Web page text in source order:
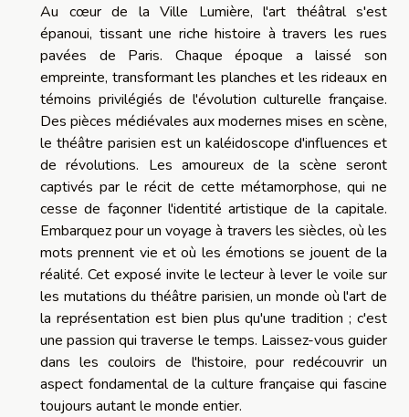
Au cœur de la Ville Lumière, l'art théâtral s'est
épanoui, tissant une riche histoire à travers les rues
pavées de Paris. Chaque époque a laissé son
empreinte, transformant les planches et les rideaux en
témoins privilégiés de l'évolution culturelle française.
Des pièces médiévales aux modernes mises en scène,
le théâtre parisien est un kaléidoscope d'influences et
de révolutions. Les amoureux de la scène seront
captivés par le récit de cette métamorphose, qui ne
cesse de façonner l'identité artistique de la capitale.
Embarquez pour un voyage à travers les siècles, où les
mots prennent vie et où les émotions se jouent de la
réalité. Cet exposé invite le lecteur à lever le voile sur
les mutations du théâtre parisien, un monde où l'art de
la représentation est bien plus qu'une tradition ; c'est
une passion qui traverse le temps. Laissez-vous guider
dans les couloirs de l'histoire, pour redécouvrir un
aspect fondamental de la culture française qui fascine
toujours autant le monde entier.